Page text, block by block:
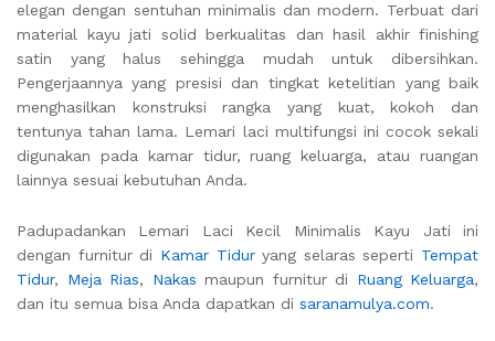
elegan dengan sentuhan minimalis dan modern. Terbuat dari
material kayu jati solid berkualitas dan hasil akhir finishing
satin yang halus sehingga mudah untuk dibersihkan.
Pengerjaannya yang presisi dan tingkat ketelitian yang baik
menghasilkan konstruksi rangka yang kuat, kokoh dan
tentunya tahan lama. Lemari laci multifungsi ini cocok sekali
digunakan pada kamar tidur, ruang keluarga, atau ruangan
lainnya sesuai kebutuhan Anda.
Padupadankan Lemari Laci Kecil Minimalis Kayu Jati ini
dengan furnitur di Kamar Tiduryang selaras seperti Tempat
Tidur, Meja Rias, Nakas maupun furnitur di Ruang Keluarga,
dan itu semua bisa Anda dapatkan di saranamulya.com.